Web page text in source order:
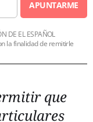
APUNTARME
DE EL ESPAÑOL
la finalidad de remitirle
que